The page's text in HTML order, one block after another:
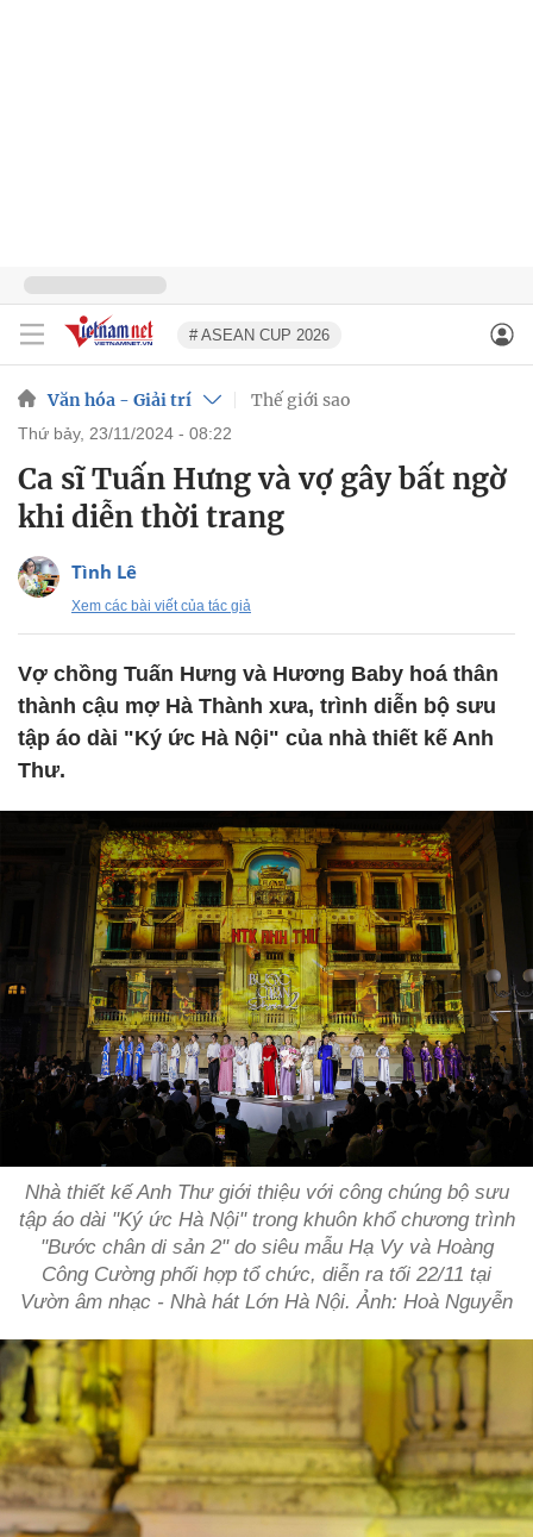
# ASEAN CUP 2026
Văn hóa - Giải trí Thế giới sao
thứ bảy, 23/11/2024 - 08:22
Ca sĩ Tuấn Hưng và vợ gây bất ngờ
khi diễn thời trang
Tình Lê
Xem các bài viết của tác giả
Vợ chồng Tuấn Hưng và Hương Baby hoá thân
thành cậu mợ Hà Thành xưa, trình diễn bộ sưu
tập áo dài "Ký ức Hà Nội" của nhà thiết kế Anh
Thư.
Nhà thiết kế Anh Thư giới thiệu với công chúng bộ sưu
tập áo dài "Ký ức Hà Nội" trong khuôn khổ chương trình
"Bước chân di sản 2" do siêu mẫu Hạ Vy và Hoàng
Công Cường phối hợp tổ chức, diễn ra tối 22/11 tại
Vườn âm nhạc - Nhà hát Lớn Hà Nội. Ảnh: Hoà Nguyễn